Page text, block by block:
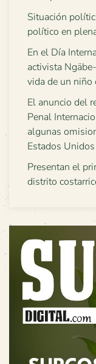
Situación
político en
En el Día
activista
vida de un niño
El anuncio del
Penal
algunas
Estados Unidos
Presentan el
distrito